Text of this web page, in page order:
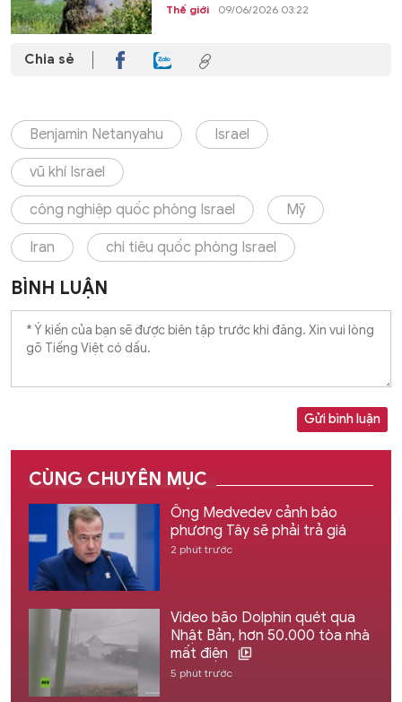
Thế giới 09/06/2026 03:22
Chia sẻ
Benjamin Netanyahu Israel
vũ khí Israel
công nghiệp quốc phòng Israel Mỹ
Iran chi tiêu quốc phòng Israel
BÌNH LUẬN
Gửi bình luận
CÙNG CHUYÊN MỤC
Ông Medvedev cảnh báo
phương Tây sẽ phải trả giá
2 phút trước
Video bão Dolphin quét qua
Nhật Bản, hơn 50.000 tòa nhà
mất điện
5 phút trước